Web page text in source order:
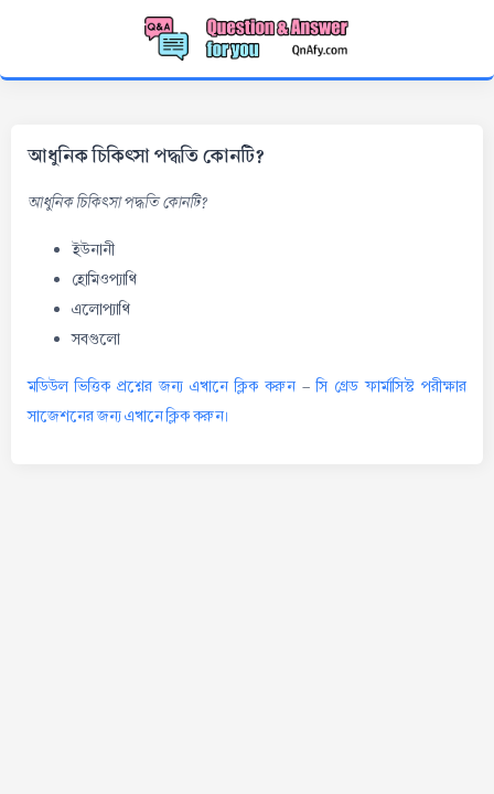
আধুনিক চিকিৎসা পদ্ধতি কোনটি?
আধুনিক চিকিৎসা পদ্ধতি কোনটি?
ইউনানী
হোমিওপ্যাথি
এলোপ্যাথি
সবগুলো
মডিউল ভিত্তিক প্রশ্নের জন্য এখানে ক্লিক করুন-সি গ্রেড ফার্মাসিস্ট পরীক্ষার
সাজেশনের জন্য এখানে ক্লিক করুন।